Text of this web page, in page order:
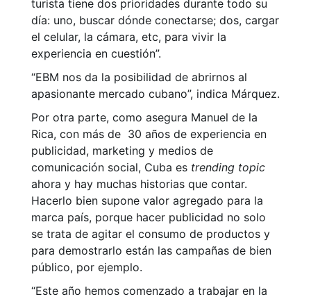
turista tiene dos prioridades durante todo su
día: uno, buscar dónde conectarse; dos, cargar
el celular, la cámara, etc, para vivir la
experiencia en cuestión”.
“EBM nos da la posibilidad de abrirnos al
apasionante mercado cubano”, indica Márquez.
Por otra parte, como asegura Manuel de la
Rica, con más de 30 años de experiencia en
publicidad, marketing y medios de
comunicación social, Cuba es trending topic
ahora y hay muchas historias que contar.
Hacerlo bien supone valor agregado para la
marca país, porque hacer publicidad no solo
se trata de agitar el consumo de productos y
para demostrarlo están las campañas de bien
público, por ejemplo.
“Este año hemos comenzado a trabajar en la